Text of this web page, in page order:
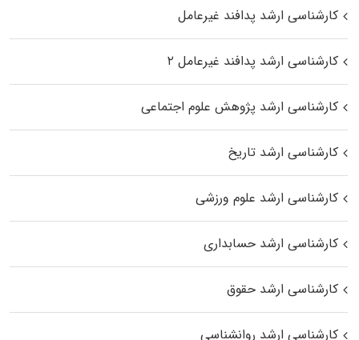
کارشناسی ارشد پدافند غیرعامل
کارشناسی ارشد پدافند غیرعامل ۲
کارشناسی ارشد پژوهش علوم اجتماعی
کارشناسی ارشد تاریخ
کارشناسی ارشد علوم ورزشی
کارشناسی ارشد حسابداری
کارشناسی ارشد حقوق
کارشناسی ارشد روانشناسی